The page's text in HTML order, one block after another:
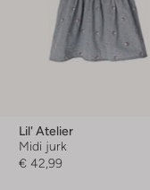
Lil' Atelier
Midi jurk
€ 42,99